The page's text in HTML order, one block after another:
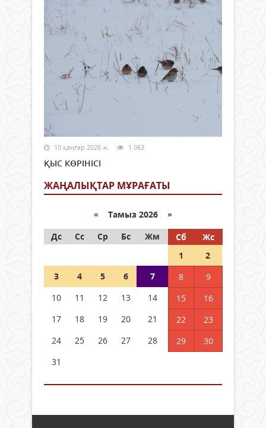
10 қаңтар 2026 ж. 1 063
ҚЫС КӨРІНІСІ
ЖАҢАЛЫҚТАР МҰРАҒАТЫ
« Тамыз 2026 »
Дс
Сс Ср Бс Жм Сб
Жс
1
2
3
4 5 6 7 8
9
10
11 12 13 14 15
16
17
18 19 20 21 22
23
24
25 26 27 28 29
30
31